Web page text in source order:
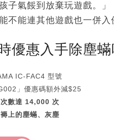
子氣餒到放棄玩遊戲。」
能不能連其他遊戲也一併入
優惠入手除塵
IC-FAC4 型號
」優惠碼額外減$25
數達 14,000 次
上的塵蟎、灰塵